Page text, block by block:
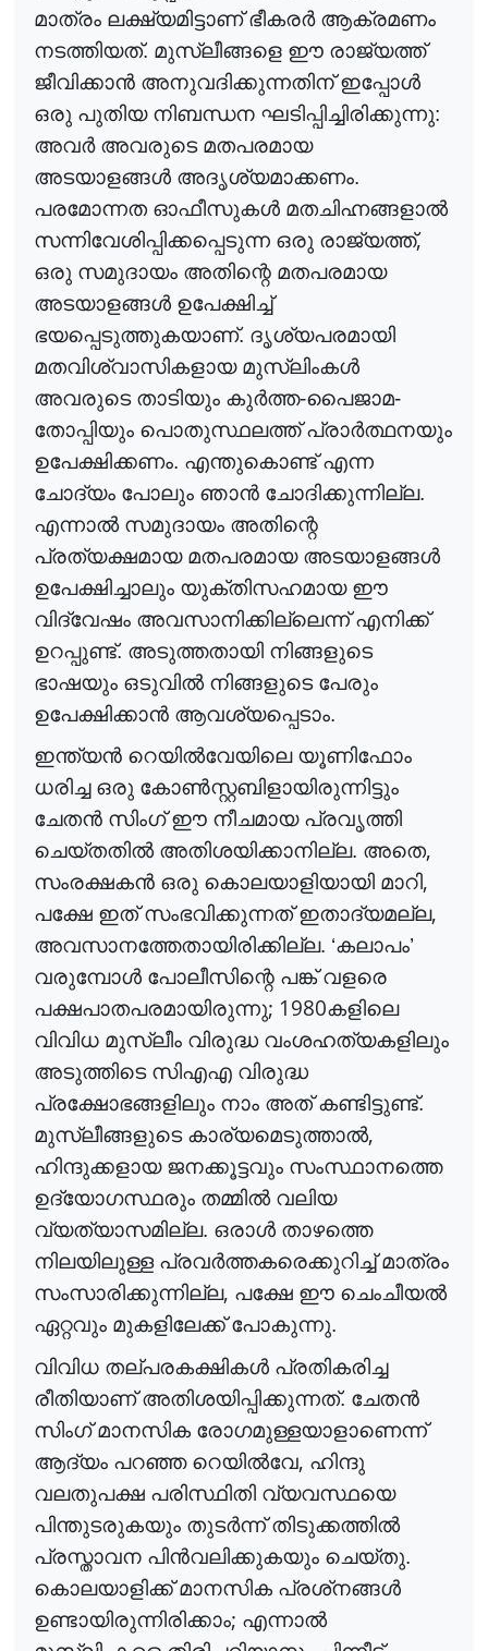
മാത്രം ലക്ഷ്യമിട്ടാണ് ഭീകരർആക്രമണം
നടത്തിയത്. മുസ്ലീങ്ങളെ ഈ രാജ്യത്ത്
ജീവിക്കാൻ അനുവദിക്കുന്നതിന് ഇപ്പോൾ
ഒരു പുതിയ നിബന്ധന ഘടിപ്പിച്ചിരിക്കുന്നു:
അവർഅവരുടെ മതപരമായ
അടയാളങ്ങൾ അദൃശ്യമാക്കണം.
പരമോന്നത ഓഫീസുകൾ മതചിഹ്നങ്ങളാൽ
സന്നിവേശിപ്പിക്കപ്പെടുന്ന ഒരു രാജ്യത്ത്,
ഒരു സമുദായം അതിന്റെ മതപരമായ
അടയാളങ്ങൾ ഉപേക്ഷിച്ച്
ഭയപ്പെടുത്തുകയാണ്. ദൃശ്യപരമായി
മതവിശ്വാസികളായ മുസ്‌ലിംകൾ
അവരുടെ താടിയും കുർത്ത-പൈജാമ-
തോപ്പിയും പൊതുസ്ഥലത്ത് പ്രാർത്ഥനയും
ഉപേക്ഷിക്കണം. എന്തുകൊണ്ട് എന്ന
ചോദ്യം പോലും ഞാൻ ചോദിക്കുന്നില്ല.
എന്നാൽസമുദായം അതിന്റെ
പ്രത്യക്ഷമായ മതപരമായ അടയാളങ്ങൾ
ഉപേക്ഷിച്ചാലും യുക്തിസഹമായ ഈ
വിദ്വേഷം അവസാനിക്കില്ലെന്ന് എനിക്ക്
ഉറപ്പുണ്ട്. അടുത്തതായി നിങ്ങളുടെ
ഭാഷയും ഒടുവിൽനിങ്ങളുടെ പേരും
ഉപേക്ഷിക്കാൻ ആവശ്യപ്പെടാം.
ഇന്ത്യൻ റെയിൽവേയിലെയൂണിഫോം
ധരിച്ച ഒരു കോൺസ്റ്റബിളായിരുന്നിട്ടും
ചേതൻ സിംഗ് ഈ നീചമായ പ്രവൃത്തി
ചെയ്തതിൽഅതിശയിക്കാനില്ല. അതെ,
സംരക്ഷകൻ ഒരു കൊലയാളിയായി മാറി,
പക്ഷേ ഇത് സംഭവിക്കുന്നത് ഇതാദ്യമല്ല,
അവസാനത്തേതായിരിക്കില്ല. ‘കലാപം’
വരുമ്പോൾ പോലീസിന്റെ പങ്ക് വളരെ
പക്ഷപാതപരമായിരുന്നു; 1980കളിലെ
വിവിധ മുസ്ലീം വിരുദ്ധ വംശഹത്യകളിലും
അടുത്തിടെ സിഎഎ വിരുദ്ധ
പ്രക്ഷോഭങ്ങളിലും നാം അത് കണ്ടിട്ടുണ്ട്.
മുസ്ലീങ്ങളുടെ കാര്യമെടുത്താൽ,
ഹിന്ദുക്കളായ ജനക്കൂട്ടവും സംസ്ഥാനത്തെ
ഉദ്യോഗസ്ഥരും തമ്മിൽവലിയ
വ്യത്യാസമില്ല. ഒരാൾ താഴത്തെ
നിലയിലുള്ള പ്രവർത്തകരെക്കുറിച്ച്മാത്രം
സംസാരിക്കുന്നില്ല, പക്ഷേ ഈ ചെംചീയൽ
ഏറ്റവും മുകളിലേക്ക് പോകുന്നു.
വിവിധ തല്പരകക്ഷികൾ പ്രതികരിച്ച
രീതിയാണ് അതിശയിപ്പിക്കുന്നത്. ചേതൻ
സിംഗ് മാനസിക രോഗമുള്ളയാളാണെന്ന്
ആദ്യം പറഞ്ഞ റെയിൽവേ, ഹിന്ദു
വലതുപക്ഷ പരിസ്ഥിതി വ്യവസ്ഥയെ
പിന്തുടരുകയും തുടർന്ന്തിടുക്കത്തിൽ
പ്രസ്താവന പിൻവലിക്കുകയും ചെയ്തു.
കൊലയാളിക്ക് മാനസിക പ്രശ്‌നങ്ങൾ
ഉണ്ടായിരുന്നിരിക്കാം; എന്നാൽ